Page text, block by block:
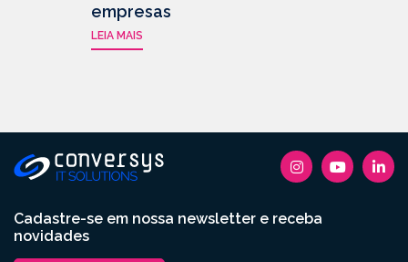
empresas
LEIA MAIS
Cadastre-se em nossa newsletter e receba
novidades